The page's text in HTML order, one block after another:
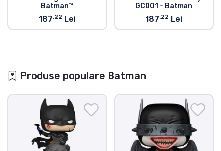
Batman™
187.22 Lei
GC001 - Batman
187.22 Lei
Produse populare Batman